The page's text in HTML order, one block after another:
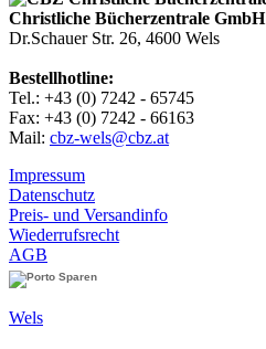
Christliche Bücherzentrale GmbH
Dr.Schauer Str. 26, 4600 Wels
Bestellhotline:
Tel.: +43 (0) 7242 - 65745
Fax: +43 (0) 7242 - 66163
Mail: cbz-wels@cbz.at
Impressum
Datenschutz
Preis- und Versandinfo
Wiederrufsrecht
AGB
Wels